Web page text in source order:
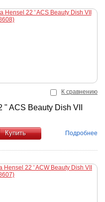
К сравнению
" ACS Beauty Dish VII
Купить Подробнее